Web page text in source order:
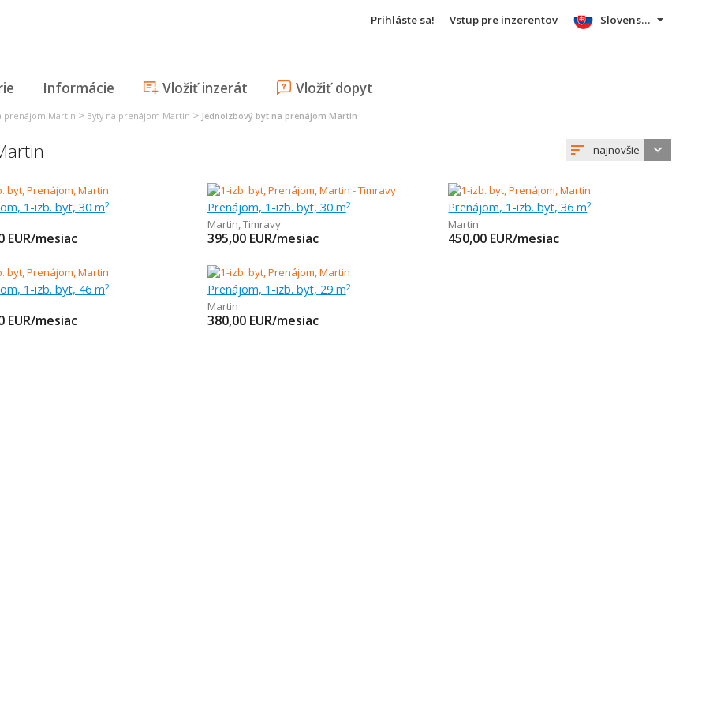
Prihláste sa! Vstup pre inzerentov
Informácie Vložiť inzerát Vložiť dopyt
Slovensky
prenájom Martin > Byty na prenájom Martin > Jednoizbový byt na prenájom Martin
najnovšie
1-izb. byt, 30 m2
EUR/mesiac
Prenájom, 1-izb. byt, 30 m2
Martin,Timravy
395,00 EUR/mesiac
Prenájom, 1-izb. byt, 36 m2
Martin
450,00 EUR/mesiac
1-izb. byt, 46 m2
EUR/mesiac
Prenájom, 1-izb. byt, 29 m2
Martin
380,00 EUR/mesiac